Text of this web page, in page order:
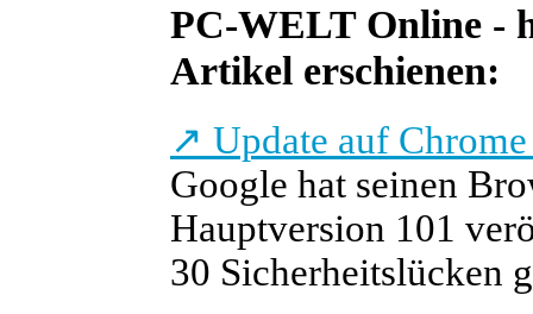
PC-WELT Online -
Artikel erschienen:
↗ Update auf
Google hat seinen
Hauptversion 101
30 Sicherheitslücken